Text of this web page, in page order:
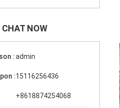
NOW
:admin
:15116256436
+8618874254068